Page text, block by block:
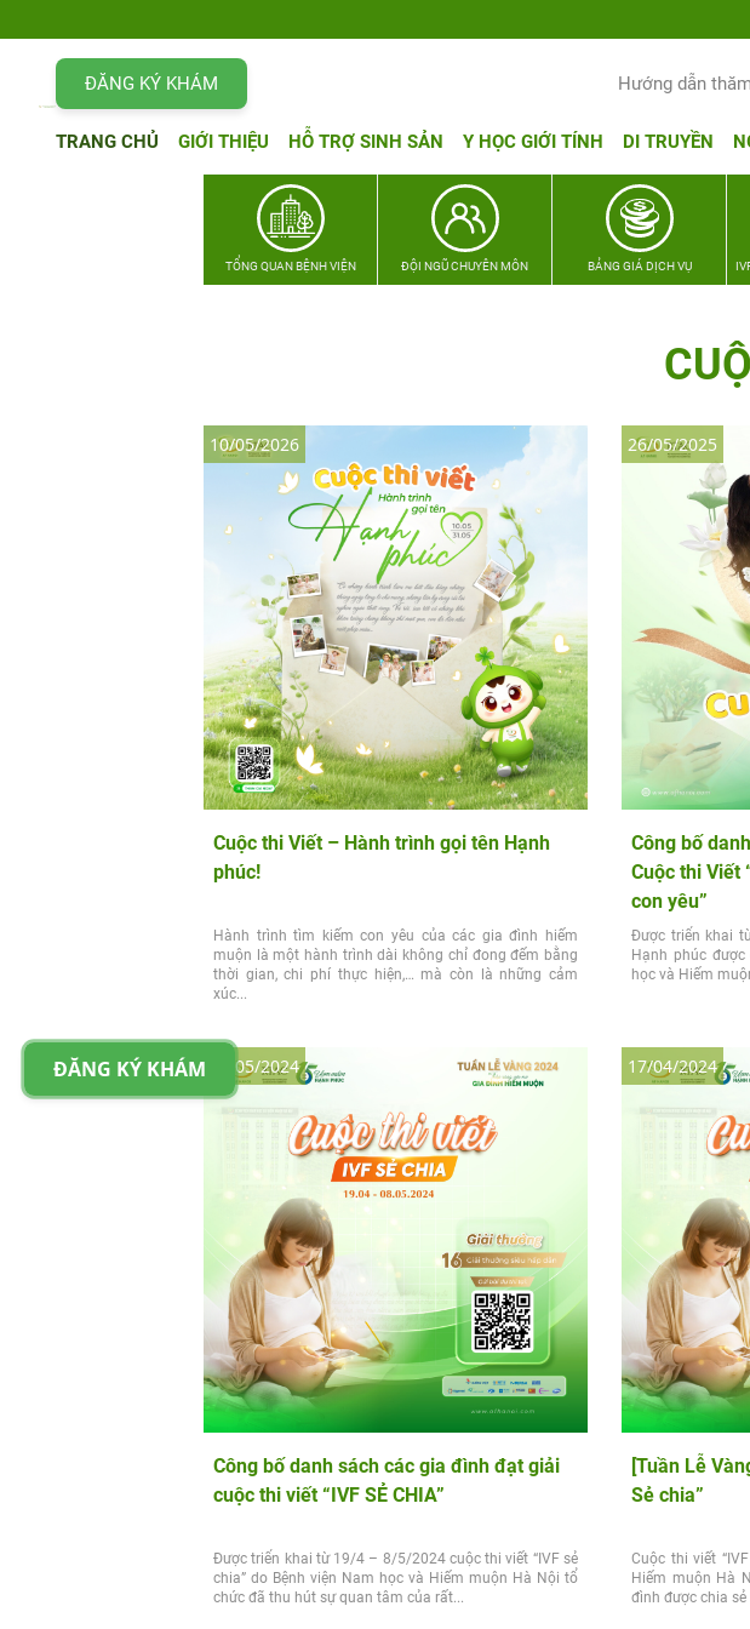
ĐĂNG KÝ KHÁM Hướng dẫn
TRANG CHỦ GIỚI THIỆU HỖ TRỢ SINH SẢN Y HỌC GIỚI TÍNH DI TRUYỀN
TỔNG QUAN BỆNH VIỆN ĐỘI NGŨ CHUYÊN MÔN BẢNG GIÁ DỊCH VỤ
Cuộc thi Viết – Hành trình gọi tên Hạnh
phúc!
Hành trình tìm kiếm con yêu của các gia đình hiếm
muộn là một hành trình dài không chỉ đong đếm bằng
thời gian, chi phí thực hiện,… mà còn là những cảm
xúc...
10/05/2026
Công bố
Cuộc thi Viết
con yêu”
Được triển khai
Hạnh phúc được
học và Hiếm
26/05/2025
Công bố danh sách các gia đình đạt giải
cuộc thi viết “IVF SẺ CHIA”
Được triển khai từ 19/4 – 8/5/2024 cuộc thi viết “IVF sẻ
chia” do Bệnh viện Nam học và Hiếm muộn Hà Nội tổ
chức đã thu hút sự quan tâm của rất...
20/05/2024
[Tuần Lễ
Sẻ chia”
Cuộc thi viết
Hiếm muộn Hà
đình được chia sẻ
17/04/2024
ĐĂNG KÝ KHÁM